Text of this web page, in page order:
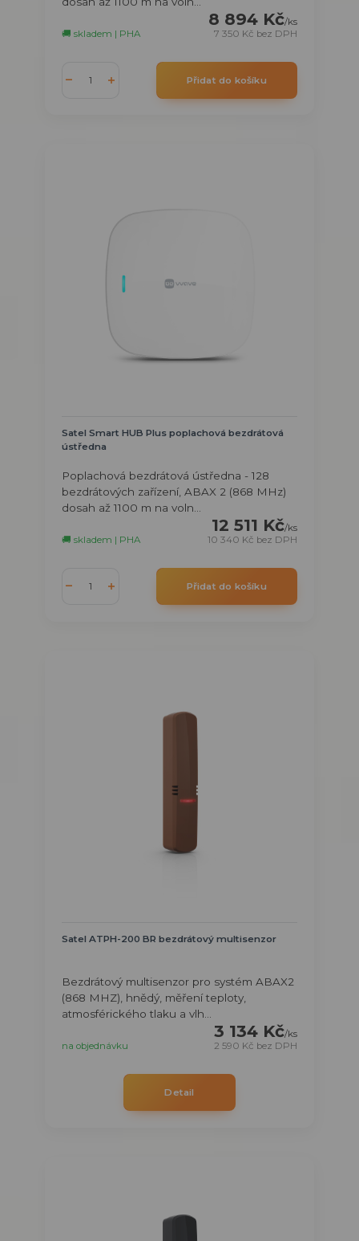
8 894 Kč/ks
7 350 Kč bez DPH
🚚 skladem | PHA
Přidat do košíku
Satel Smart HUB Plus poplachová bezdrátová
ústředna
Poplachová bezdrátová ústředna - 128
bezdrátových zařízení, ABAX 2 (868 MHz)
dosah až 1100 m na voln...
12 511 Kč/ks
10 340 Kč bez DPH
🚚 skladem | PHA
Přidat do košíku
Satel ATPH-200 BR bezdrátový multisenzor
Bezdrátový multisenzor pro systém ABAX2
(868 MHZ), hnědý, měření teploty,
atmosférického tlaku a vlh...
3 134 Kč/ks
2 590 Kč bez DPH
na objednávku
Detail